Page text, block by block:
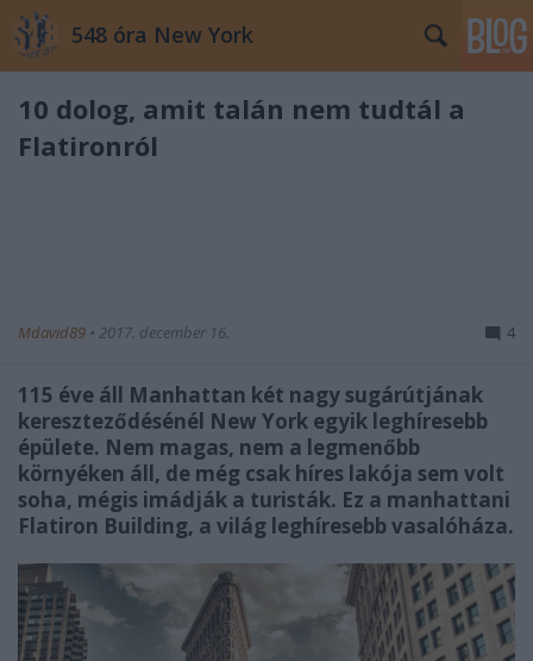
548 óra New York
10 dolog, amit talán nem tudtál a
Flatironról
Mdavid89 • 2017. december 16. 4
115 éve áll Manhattan két nagy sugárútjának
kereszteződésénél New York egyik leghíresebb
épülete. Nem magas, nem a legmenőbb
környéken áll, de még csak híres lakója sem volt
soha, mégis imádják a turisták. Ez a manhattani
Flatiron Building, a világ leghíresebb vasalóháza.